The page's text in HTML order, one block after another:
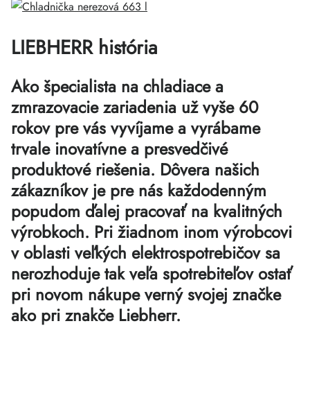
LIEBHERR história
Ako špecialista na chladiace a
zmrazovacie zariadenia už vyše 60
rokov pre vás vyvíjame a vyrábame
trvale inovatívne a presvedčivé
produktové riešenia. Dôvera našich
zákazníkov je pre nás každodenným
popudom ďalej pracovať na kvalitných
výrobkoch. Pri žiadnom inom výrobcovi
v oblasti veľkých elektrospotrebičov sa
nerozhoduje tak veľa spotrebiteľov ostať
pri novom nákupe verný svojej značke
ako pri znakče Liebherr.